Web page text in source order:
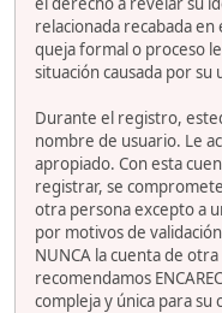
relacionada recabada
queja formal o proceso
situación causada por su
Durante el registro,
nombre de usuario. Le
apropiado. Con esta
registrar, se
otra persona excepto a
por motivos de
NUNCA la cuenta de
recomendamos
compleja y única para